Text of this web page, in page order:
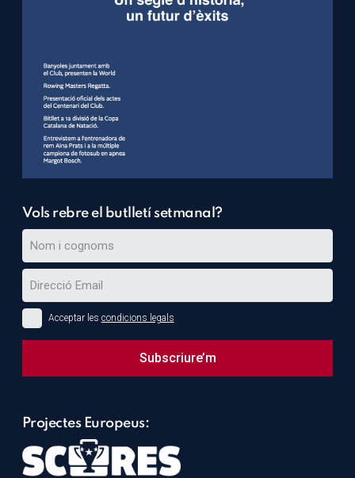
Vols rebre el butlletí setmanal?
Acceptar les condicions legals
Subscriure’m
field
should
be
left
Projectes Europeus: